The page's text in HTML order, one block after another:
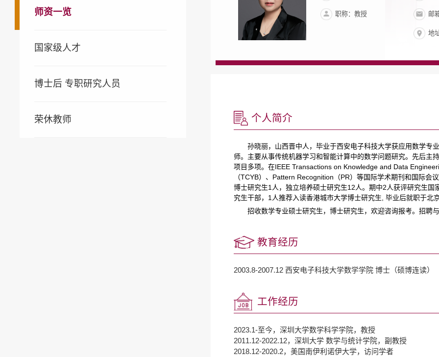
师资一览
国家级人才
博士后 专职研究人员
荣休教师
职称：教授 邮
地
个人简介
孙晓丽，山西晋中人，毕业于西安电子科技大学获应用数学专
师。主要从事传统机器学习和智能计算中的数学问题研究。先后主
项目多项。在IEEE Transactions on Knowledge and Data
（TCYB）、Pattern Recognition（PR）等国际学术期刊和国际
博士研究生1人，独立培养硕士研究生12人。期中2人获评研究生
究生干部，1人推荐入读香港城市大学博士研究生, 毕业后就职于
招收数学专业硕士研究生，博士研究生，欢迎咨询报考。招聘
教育经历
2003.8-2007.12 西安电子科技大学数学学院 博士（硕博连读）
工作经历
2023.1-至今，深圳大学数学科学学院，教授
2011.12-2022.12，深圳大学 数学与统计学院，副教授
2018.12-2020.2，美国南伊利诺伊大学，访问学者